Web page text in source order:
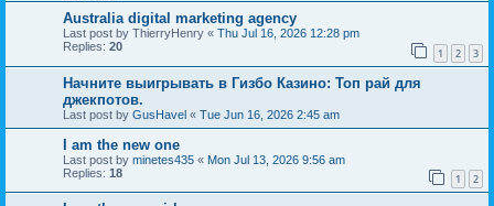
Australia digital marketing agency
Last post by ThierryHenry « Thu Jul 16, 2026 12:28 pm
Replies: 20 1 2 3
Начните выигрывать в Гизбо Казино: Топ рай для
джекпотов.
Last post by GusHavel « Tue Jun 16, 2026 2:45 am
I am the new one
Last post by minetes435 « Mon Jul 13, 2026 9:56 am
Replies: 18 1 2